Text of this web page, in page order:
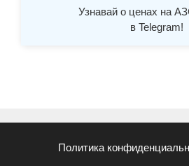
Узнавай о ценах на
в Telegram!
Политика